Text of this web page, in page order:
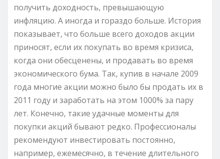
получить доходность, превышающую
инфляцию. А иногда и гораздо больше. История
показывает, что больше всего доходов акции
приносят, если их покупать во время кризиса,
когда они обесценены, и продавать во время
экономического бума. Так, купив в начале 2009
года многие акции можно было бы продать их в
2011 году и заработать на этом 1000% за пару
лет. Конечно, такие удачные моменты для
покупки акций бывают редко. Профессионалы
рекомендуют инвестировать постоянно,
например, ежемесячно, в течение длительного